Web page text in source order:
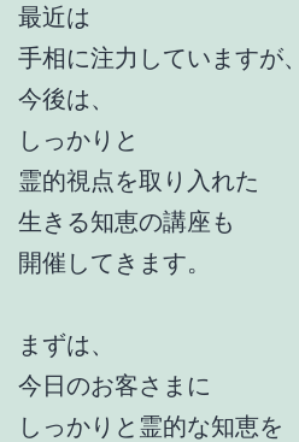
最近は
手相に注力していますが、
今後は、
しっかりと
霊的視点を取り入れた
生きる知恵の講座も
開催してきます。
まずは、
今日のお客さまに
しっかりと霊的な知恵を